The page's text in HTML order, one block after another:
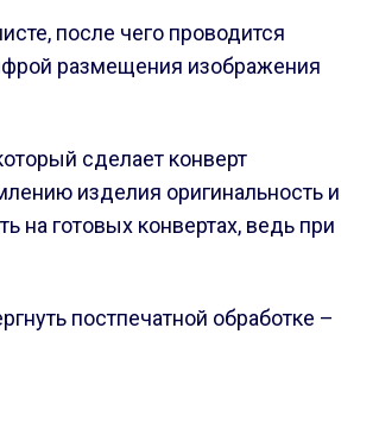
после чего проводится
размещения изображения
сделает конверт
изделия оригинальность и
на готовых конвертах, ведь при
постпечатной обработке –